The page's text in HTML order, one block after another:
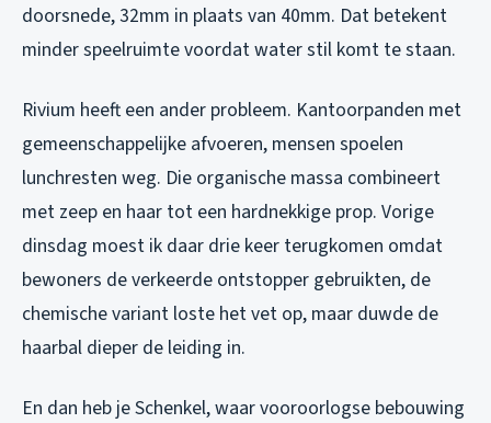
doorsnede, 32mm in plaats van 40mm. Dat betekent
minder speelruimte voordat water stil komt te staan.
Rivium heeft een ander probleem. Kantoorpanden met
gemeenschappelijke afvoeren, mensen spoelen
lunchresten weg. Die organische massa combineert
met zeep en haar tot een hardnekkige prop. Vorige
dinsdag moest ik daar drie keer terugkomen omdat
bewoners de verkeerde ontstopper gebruikten, de
chemische variant loste het vet op, maar duwde de
haarbal dieper de leiding in.
En dan heb je Schenkel, waar vooroorlogse bebouwing